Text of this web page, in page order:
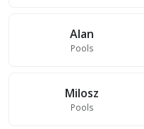
Alan
Pools
Milosz
Pools